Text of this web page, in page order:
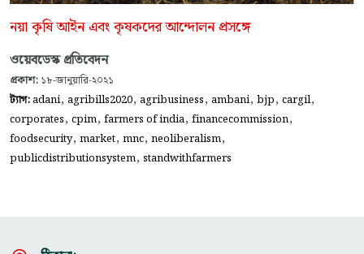
নয়া কৃষি আইন এবং কৃষকদের আন্দোলন প্রসঙ্গে
ওয়েবডেস্ক প্রতিবেদন
প্রকাশ: ১৮-জানুয়ারি-২০২১
ট্যাগ:adani, agribills2020, agribusiness, ambani, bjp, cargil,
corporates, cpim, farmers of india, financecommission,
foodsecurity, market, mnc, neoliberalism,
publicdistributionsystem, standwithfarmers